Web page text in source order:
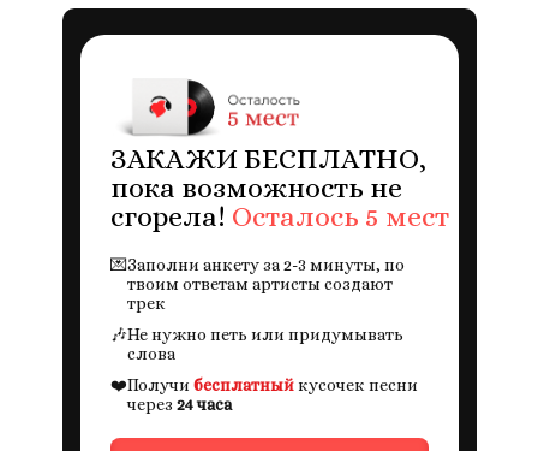
ЗАКАЖИ БЕСПЛАТНО,
пока возможность не
сгорела! Осталось 5 мест
💌Заполни анкету за 2-3 минуты, по
твоим ответам артисты создают
трек
🎶Не нужно петь или придумывать
слова
❤️Получи бесплатныйкусочек песни
через 24 часа